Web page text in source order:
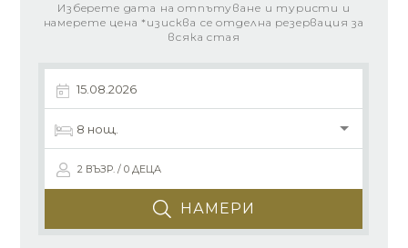
Изберете дата на отпътуване и туристи и
намерете цена *изисква се отделна резервация за
всяка стая
2 ВЪЗР. / 0 ДЕЦА
НАМЕРИ